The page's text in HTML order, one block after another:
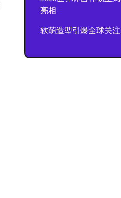
亮相
软萌造型引爆全球关注